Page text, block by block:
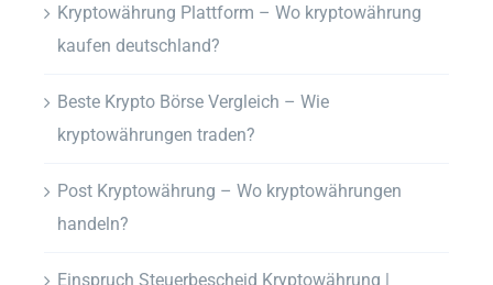
Kryptowährung Plattform – Wo kryptowährung
kaufen deutschland?
Beste Krypto Börse Vergleich – Wie
kryptowährungen traden?
Post Kryptowährung – Wo kryptowährungen
handeln?
Einspruch Steuerbescheid Kryptowährung |